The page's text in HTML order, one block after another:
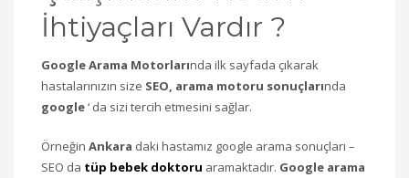
İhtiyaçları Vardır ?
Google Arama Motorlarında ilk sayfada çıkarak
hastalarınızın size SEO, arama motoru sonuçlarında
google‘ da sizi tercih etmesini sağlar.
Örneğin Ankara daki hastamız google arama sonuçları –
SEO da tüp bebek doktoru aramaktadır. Google arama